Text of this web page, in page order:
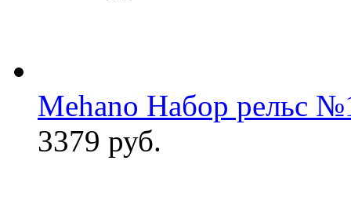
Mehano Набор рельс
3379 руб.